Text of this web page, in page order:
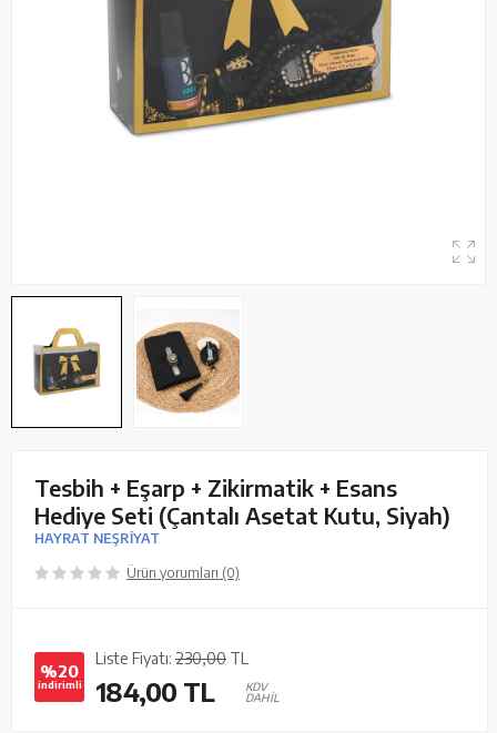
Tesbih + Eşarp + Zikirmatik + Esans
Hediye Seti (Çantalı Asetat Kutu, Siyah)
HAYRAT NEŞRİYAT
Ürün yorumları (0)
%20
indirimli
Liste Fiyatı: 230,00 TL
184,00 TL
KDV
DAHİL